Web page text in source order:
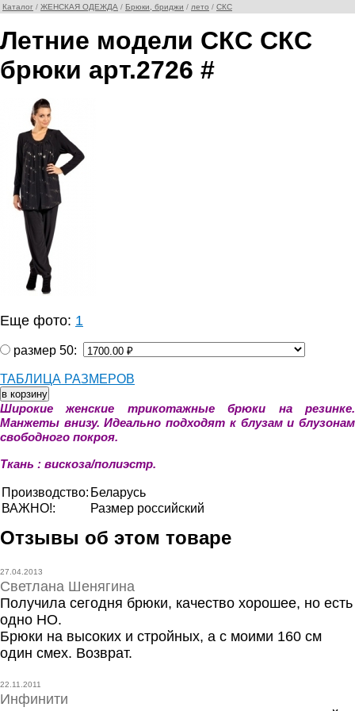
Каталог / ЖЕНСКАЯ ОДЕЖДА / Брюки, бриджи / лето / СКС
Летние модели СКС СКС
брюки арт.2726 #
Еще фото: 1
размер 50:
ТАБЛИЦА РАЗМЕРОВ
Широкие женские трикотажные брюки на резинке.
Манжеты внизу. Идеально подходят к блузам и блузонам
свободного покроя.
Ткань : вискоза/полиэстр.
Производство: Беларусь
ВАЖНО!:
Размер российский
Отзывы об этом товаре
27.04.2013
Светлана Шенягина
Получила сегодня брюки, качество хорошее, но есть
одно НО.
Брюки на высоких и стройных, а с моими 160 см
один смех. Возврат.
22.11.2011
Инфинити